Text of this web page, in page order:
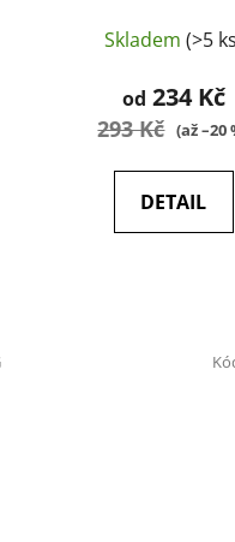
Skladem (>5
od 234 Kč
293 Kč (až –20
DETAIL